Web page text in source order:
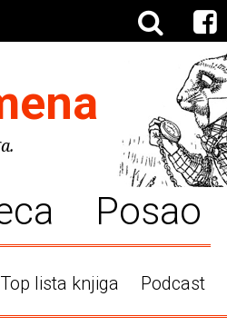
Posao
Top lista knjiga Podcast